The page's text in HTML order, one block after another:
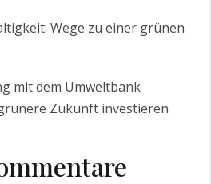
Wege zu einer grünen
mit dem Umweltbank
Zukunft investieren